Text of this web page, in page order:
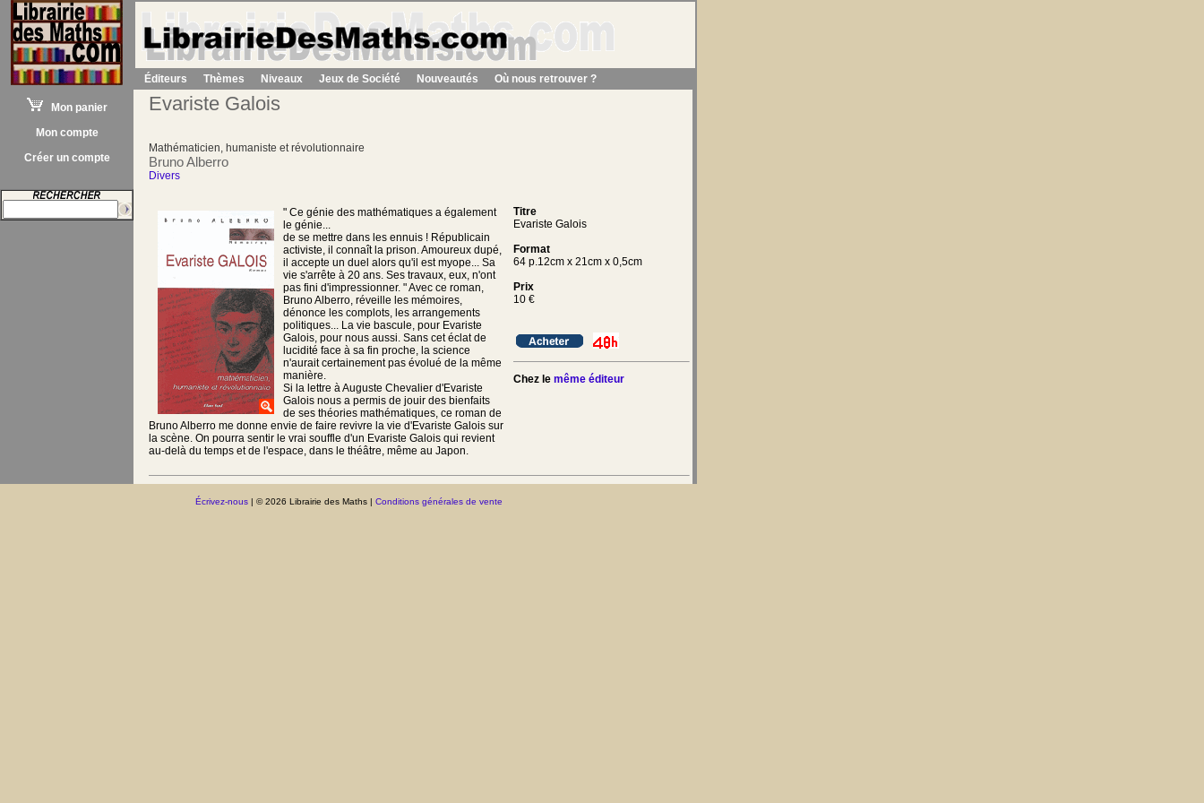
Mon panier
Mon compte
Créer un compte
Éditeurs Thèmes Niveaux Jeux de Société Nouveautés Où nous retrouver ?
Evariste Galois
Mathématicien, humaniste et révolutionnaire
Bruno Alberro
Divers
" Ce génie des mathématiques a également
le génie...
de se mettre dans les ennuis ! Républicain
activiste, il connaît la prison. Amoureux dupé,
il accepte un duel alors qu'il est myope... Sa
vie s'arrête à 20 ans. Ses travaux, eux, n'ont
pas fini d'impressionner. " Avec ce roman,
Bruno Alberro, réveille les mémoires,
dénonce les complots, les arrangements
politiques... La vie bascule, pour Evariste
Galois, pour nous aussi. Sans cet éclat de
lucidité face à sa fin proche, la science
n'aurait certainement pas évolué de la même
manière.
Si la lettre à Auguste Chevalier d'Evariste
Galois nous a permis de jouir des bienfaits
de ses théories mathématiques, ce roman de
Bruno Alberro me donne envie de faire revivre la vie d'Evariste Galois sur
la scène. On pourra sentir le vrai souffle d'un Evariste Galois qui revient
au-delà du temps et de l'espace, dans le théâtre, même au Japon.
Titre
Evariste Galois
Format
64 p.12cm x 21cm x 0,5cm
Prix
10 €
Chez le même éditeur
Écrivez-nous| © 2026 Librairie des Maths | Conditions générales de vente